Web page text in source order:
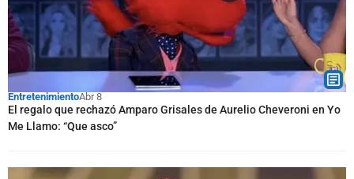
EntretenimientoAbr 8
El regalo que rechazó Amparo Grisales de Aurelio Cheveroni en Yo
Me Llamo: “Que asco”